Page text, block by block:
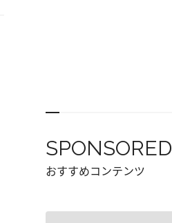
SPONSORED
おすすめコンテンツ